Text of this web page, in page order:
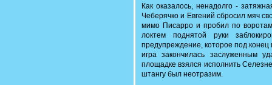
Как оказалось, ненадолго -
Чеберячко и Евгений сбросил мяч
мимо Писарро и пробил по
локтем поднятой руки
предупреждение, которое под конец
игра закончилась заслуженным
площадке взялся исполнить
штангу был неотразим.